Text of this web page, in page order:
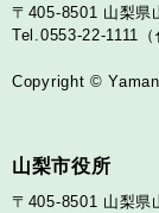
〒405-8501 山梨県
Tel.0553-22-1111（
Copyright ©
山梨市役所
〒405-8501 山梨県